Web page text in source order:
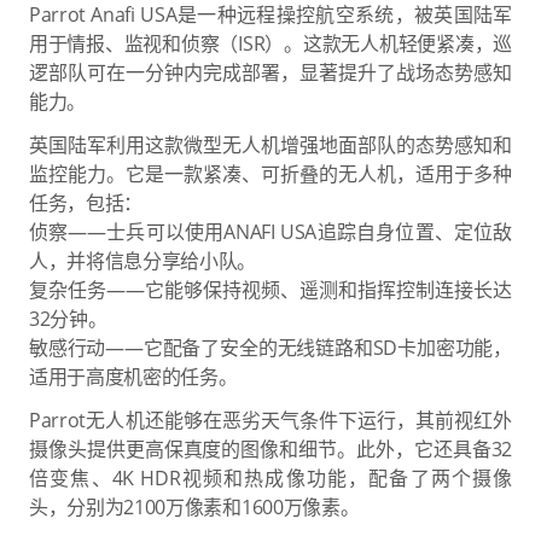
Parrot Anafi USA是一种远程操控航空系统，被英国陆军
用于情报、监视和侦察（ISR）。这款无人机轻便紧凑，巡
逻部队可在一分钟内完成部署，显著提升了战场态势感知
能力。
英国陆军利用这款微型无人机增强地面部队的态势感知和
监控能力。它是一款紧凑、可折叠的无人机，适用于多种
任务，包括：
侦察——士兵可以使用ANAFI USA追踪自身位置、定位敌
人，并将信息分享给小队。
复杂任务——它能够保持视频、遥测和指挥控制连接长达
32分钟。
敏感行动——它配备了安全的无线链路和SD卡加密功能，
适用于高度机密的任务。
Parrot无人机还能够在恶劣天气条件下运行，其前视红外
摄像头提供更高保真度的图像和细节。此外，它还具备32
倍变焦、4K HDR视频和热成像功能，配备了两个摄像
头，分别为2100万像素和1600万像素。